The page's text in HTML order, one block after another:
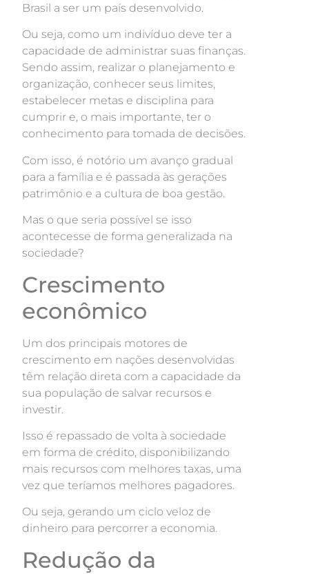
Brasil a ser um país desenvolvido.
Ou seja, como um indivíduo deve ter a
capacidade de administrar suas finanças.
Sendo assim, realizar o planejamento e
organização, conhecer seus limites,
estabelecer metas e disciplina para
cumprir e, o mais importante, ter o
conhecimento para tomada de decisões.
Com isso, é notório um avanço gradual
para a família e é passada às gerações
patrimônio e a cultura de boa gestão.
Mas o que seria possível se isso
acontecesse de forma generalizada na
sociedade?
Crescimento
econômico
Um dos principais motores de
crescimento em nações desenvolvidas
têm relação direta com a capacidade da
sua população de salvar recursos e
investir.
Isso é repassado de volta à sociedade
em forma de crédito, disponibilizando
mais recursos com melhores taxas, uma
vez que teríamos melhores pagadores.
Ou seja, gerando um ciclo veloz de
dinheiro para percorrer a economia.
Redução da